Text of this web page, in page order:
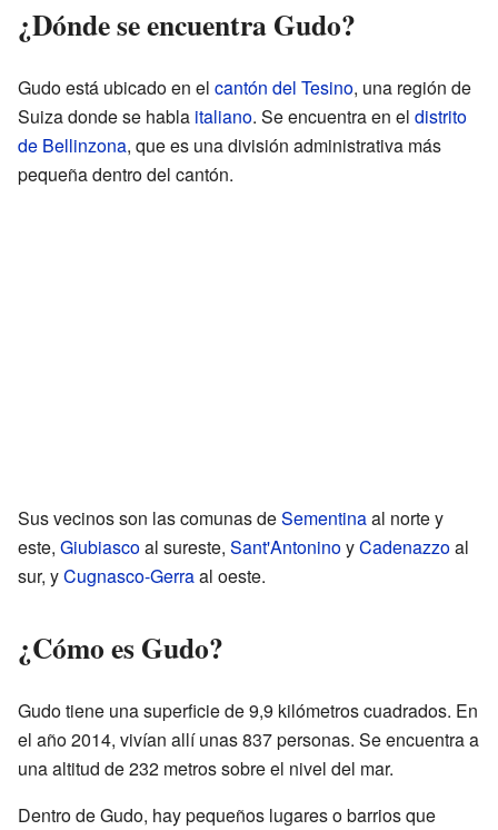
¿Dónde se encuentra Gudo?
Gudo está ubicado en el cantón del Tesino, una región de
Suiza donde se habla italiano. Se encuentra en el distrito
de Bellinzona, que es una división administrativa más
pequeña dentro del cantón.
Sus vecinos son las comunas deSementinaal norte y
este, Giubiascoal sureste, Sant'AntoninoyCadenazzoal
sur, yCugnasco-Gerraal oeste.
¿Cómo es Gudo?
Gudo tiene una superficie de 9,9 kilómetros cuadrados. En
el año 2014, vivían allí unas 837 personas. Se encuentra a
una altitud de 232 metros sobre el nivel del mar.
Dentro de Gudo, hay pequeños lugares o barrios que